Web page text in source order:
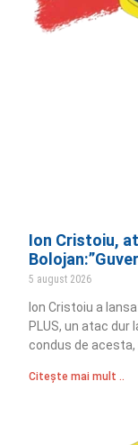
Ion Cristoiu,
5 august 2026
Ion Cristoiu a
PLUS, un atac dur
condus de
Citește mai mult ..